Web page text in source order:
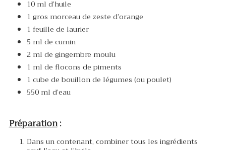
10 ml d’huile
1 gros morceau de zeste d’orange
1 feuille de laurier
5 ml de cumin
2 ml de gingembre moulu
1 ml de flocons de piments
1 cube de bouillon de légumes (ou poulet)
550 ml d’eau
Préparation:
Dans un contenant, combiner tous les ingrédients